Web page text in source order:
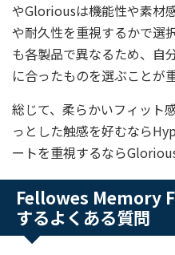
やGloriousは機能性や素材
や耐久性を重視するかで選
も各製品で異なるため、自
に合ったものを選ぶことが
総じて、柔らかいフィット
っとした触感を好むなら
ートを重視するなら
Fellowes Memory
するよくある質問